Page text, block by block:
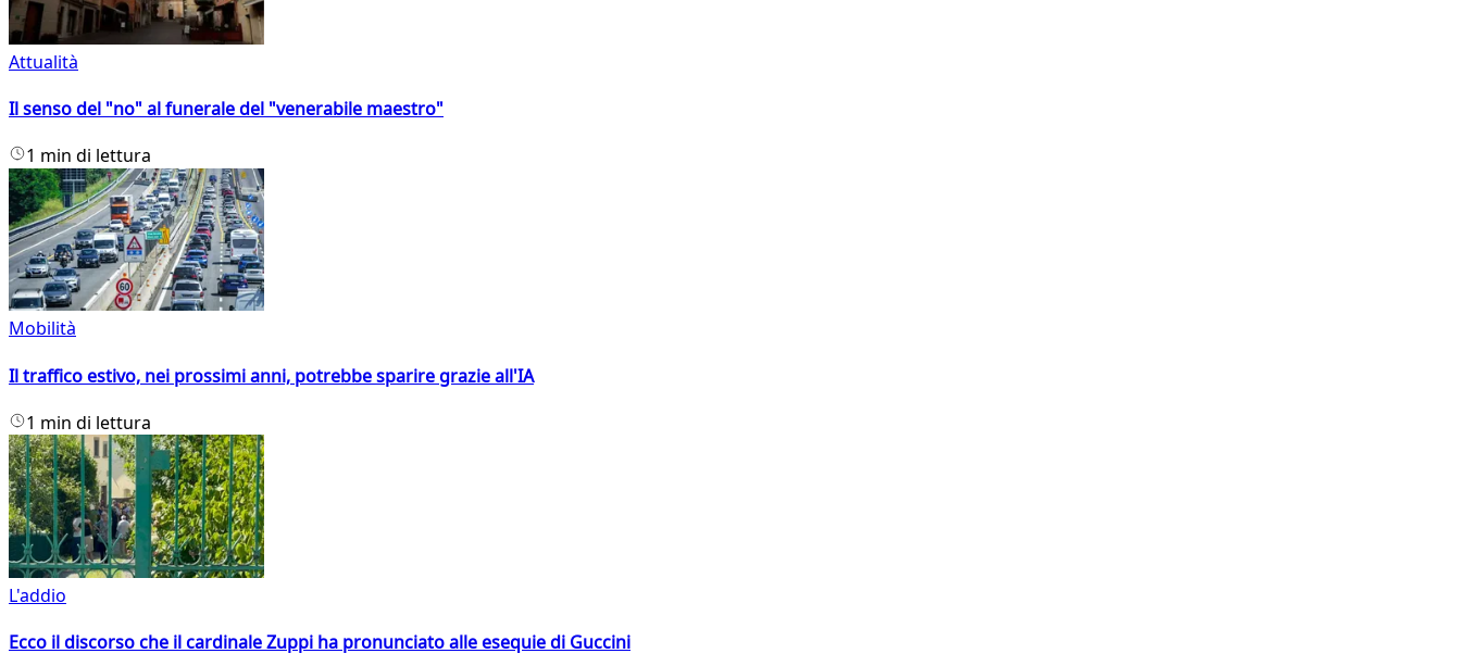
Attualità
Il senso del "no" al funerale del "venerabile maestro"
1 min di lettura
Mobilità
Il traffico estivo, nei prossimi anni, potrebbe sparire grazie all'IA
1 min di lettura
L'addio
Ecco il discorso che il cardinale Zuppi ha pronunciato alle esequie di Guccini